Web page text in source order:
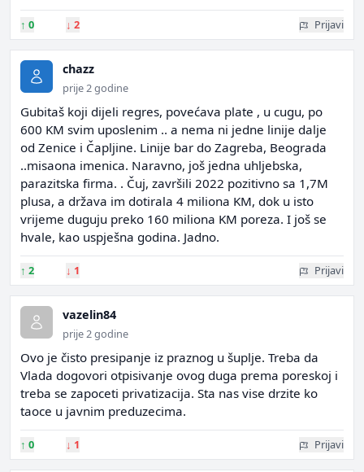
↑ 0 ↓ 2 Prijavi
chazz
prije 2 godine
Gubitaš koji dijeli regres, povećava plate , u cugu, po
600 KM svim uposlenim .. a nema ni jedne linije dalje
od Zenice i Čapljine. Linije bar do Zagreba, Beograda
..misaona imenica. Naravno, još jedna uhljebska,
parazitska firma. . Čuj, završili 2022 pozitivno sa 1,7M
plusa, a država im dotirala 4 miliona KM, dok u isto
vrijeme duguju preko 160 miliona KM poreza. I još se
hvale, kao uspješna godina. Jadno.
↑ 2 ↓ 1 Prijavi
vazelin84
prije 2 godine
Ovo je čisto presipanje iz praznog u šuplje. Treba da
Vlada dogovori otpisivanje ovog duga prema poreskoj i
treba se zapoceti privatizacija. Sta nas vise drzite ko
taoce u javnim preduzecima.
↑ 0 ↓ 1 Prijavi